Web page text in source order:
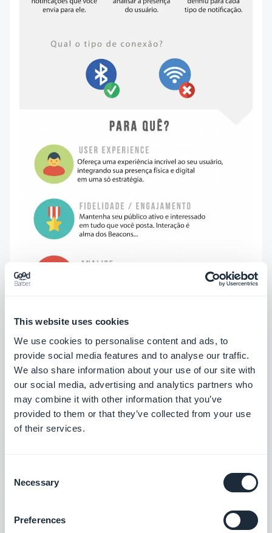
This website uses cookies
We use cookies to personalise content and ads, to
provide social media features and to analyse our traffic.
We also share information about your use of our site with
our social media, advertising and analytics partners who
may combine it with other information that you’ve
provided to them or that they’ve collected from your use
of their services.
Selection
Necessary
Preferences